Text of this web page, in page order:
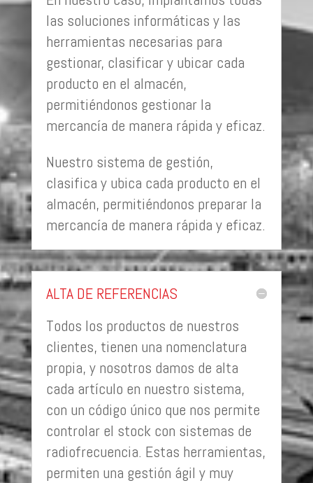
las soluciones informáticas y las
herramientas necesarias para
gestionar, clasificar y ubicar cada
producto en el almacén,
permitiéndonos gestionar la
mercancía de manera rápida y eficaz.
Nuestro sistema de gestión,
clasifica y ubica cada producto en el
almacén, permitiéndonos preparar la
mercancía de manera rápida y eficaz.
ALTA DE REFERENCIAS
Todos los productos de nuestros
clientes, tienen una nomenclatura
propia, y nosotros damos de alta
cada artículo en nuestro sistema,
con un código único que nos permite
controlar el stock con sistemas de
radiofrecuencia. Estas herramientas,
permiten una gestión ágil y muy